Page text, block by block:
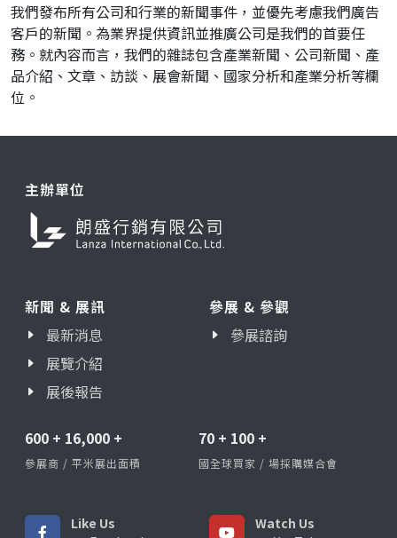
我們發布所有公司和行業的新聞事件，並優先考慮我們廣告
客戶的新聞。為業界提供資訊並推廣公司是我們的首要任
務。就內容而言，我們的雜誌包含產業新聞、公司新聞、產
品介紹、文章、訪談、展會新聞、國家分析和產業分析等欄
位。
主辦單位
新聞 & 展訊
最新消息
展覽介紹
展後報告
參展 & 參觀
參展諮詢
600 + 16,000 +
參展商 / 平米展出面積
70 + 100 +
國全球買家 / 場採購媒合會
Like Us
Watch Us